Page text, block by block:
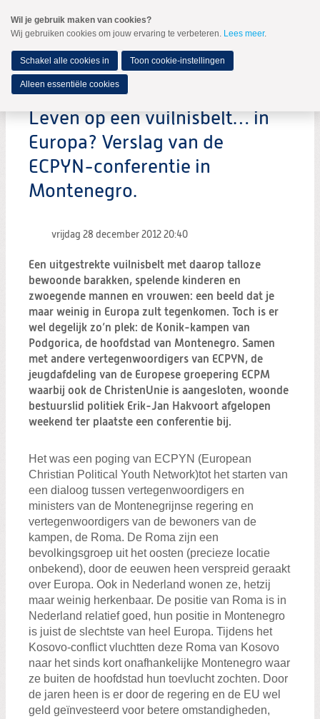
naar
Spring
de
inhoud
Spring
naar
hoofdmenu
MENU
Zoeken:
Zoeken
Leven op een vuilnisbelt… in
Europa? Verslag van de
ECPYN-conferentie in
Montenegro.
vrijdag 28 december 2012 20:40
Een uitgestrekte vuilnisbelt met daarop talloze
bewoonde barakken, spelende kinderen en
zwoegende mannen en vrouwen: een beeld dat je
maar weinig in Europa zult tegenkomen. Toch is er
wel degelijk zo’n plek: de Konik-kampen van
Podgorica, de hoofdstad van Montenegro. Samen
met andere vertegenwoordigers van ECPYN, de
jeugdafdeling van de Europese groepering ECPM
waarbij ook de ChristenUnie is aangesloten, woonde
bestuurslid politiek Erik-Jan Hakvoort afgelopen
weekend ter plaatste een conferentie bij.
Het was een poging van ECPYN (European
Christian Political Youth Network)tot het starten van
een dialoog tussen vertegenwoordigers en
ministers van de Montenegrijnse regering en
vertegenwoordigers van de bewoners van de
kampen, de Roma. De Roma zijn een
bevolkingsgroep uit het oosten (precieze locatie
onbekend), door de eeuwen heen verspreid geraakt
over Europa. Ook in Nederland wonen ze, hetzij
maar weinig herkenbaar. De positie van Roma is in
Nederland relatief goed, hun positie in Montenegro
is juist de slechtste van heel Europa. Tijdens het
Kosovo-conflict vluchtten deze Roma van Kosovo
naar het sinds kort onafhankelijke Montenegro waar
ze buiten de hoofdstad hun toevlucht zochten. Door
de jaren heen is er door de regering en de EU wel
geld geïnvesteerd voor betere omstandigheden,
Wil je gebruik maken van cookies?
Wij gebruiken cookies om jouw ervaring te verbeteren. Lees meer.
Schakel alle cookies in Toon cookie-instellingen
Alleen essentiële cookies